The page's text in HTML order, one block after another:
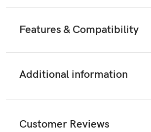
Features & Compatibility
Additional information
Customer Reviews